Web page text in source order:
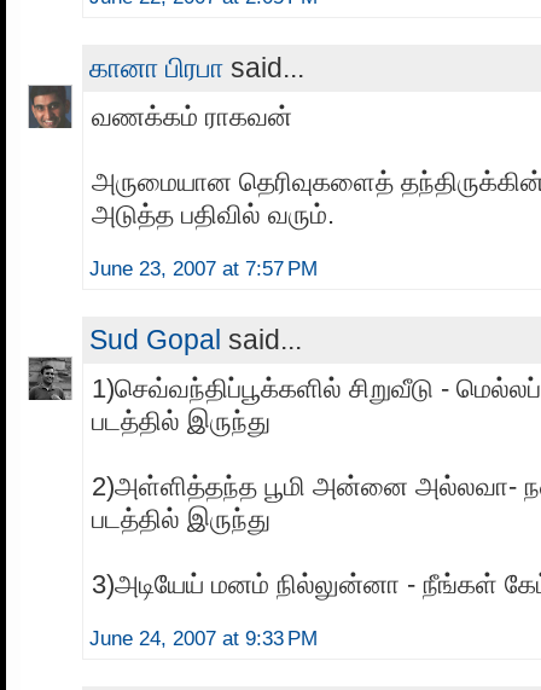
கானா பிரபா said...
வணக்கம் ராகவன்
அருமையான தெரிவுகளைத்
அடுத்த பதிவில் வரும்.
June 23, 2007 at 7:57 PM
Sud Gopal said...
1)செவ்வந்திப்பூக்களில் சிறுவீடு -
படத்தில் இருந்து
2)அள்ளித்தந்த பூமி அன்னை அல்லவா-
படத்தில் இருந்து
3)அடியேய் மனம் நில்லுன்னா - நீங்கள்
June 24, 2007 at 9:33 PM